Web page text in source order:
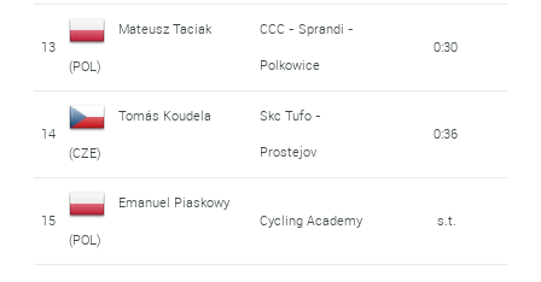
13
Mateusz Taciak
(POL)
CCC - Sprandi -
Polkowice
0:30
14
Tomás Koudela
(CZE)
Skc Tufo -
Prostejov
0:36
15
Emanuel Piaskowy
(POL)
Cycling Academy s.t.